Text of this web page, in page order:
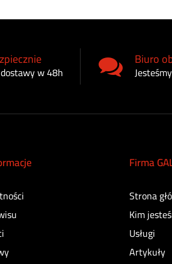
w 48h
Biuro
Firma
Strona
Kim
Usługi
Artykuły